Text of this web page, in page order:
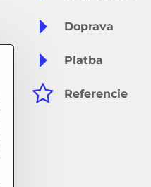
Doprava
Platba
Referencie